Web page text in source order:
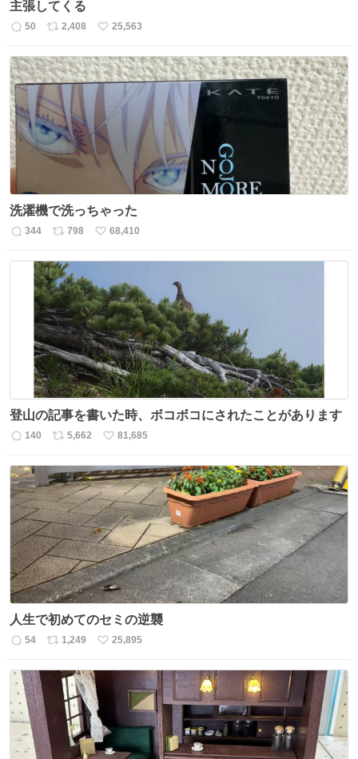
主張してくる
返
数
50
リ
ス
ト
数
2,408
い
ね
数
25,563
洗濯機で洗っちゃった
返
344
リ
ス
ト
数
798
い
数
68,410
登山の記事を書いた時、ボコボコにされたことがあります
返
数
140
リ
ス
ト
数
5,662
い
ね
数
81,685
人生で初めてのセミの逆襲
返
数
54
リ
ス
数
1,249
い
数
25,895